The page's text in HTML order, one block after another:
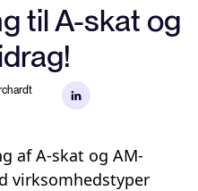
til A-skat og
af A-skat og AM-
virksomhedstyper